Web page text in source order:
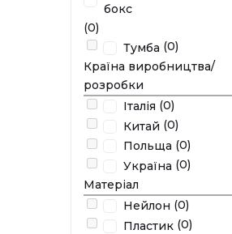
бокс
(0)
Тумба (0)
Країна виробництва/
розробки
Італія (0)
Китай (0)
Польща (0)
Україна (0)
Матеріал
Нейлон (0)
Пластик (0)